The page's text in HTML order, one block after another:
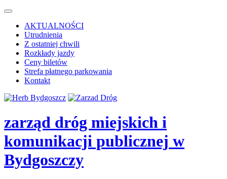
AKTUALNOŚCI
Utrudnienia
Z ostatniej chwili
Rozkłady jazdy
Ceny biletów
Strefa płatnego parkowania
Kontakt
zarząd dróg miejskich i
komunikacji publicznej w
Bydgoszczy